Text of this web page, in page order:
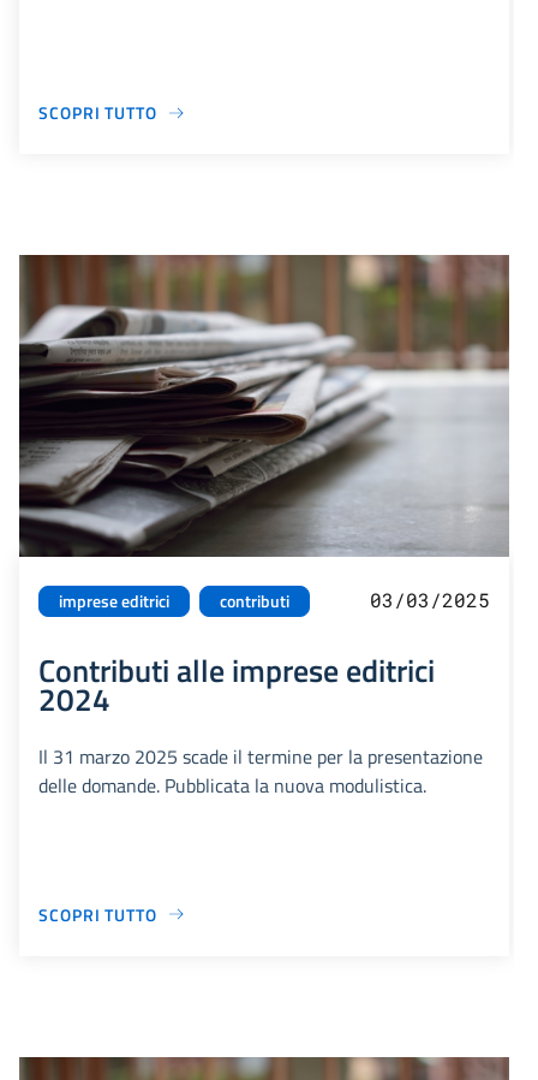
SCOPRI TUTTO
imprese editrici contributi 03/03/2025
Contributi alle imprese editrici
2024
Il 31 marzo 2025 scade il termine per la presentazione
delle domande. Pubblicata la nuova modulistica.
SCOPRI TUTTO